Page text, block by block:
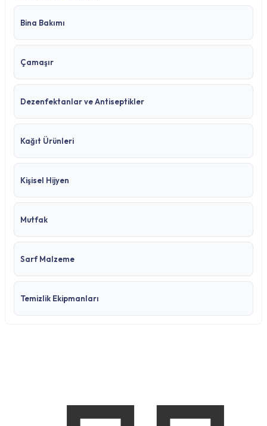
Bina Bakımı
Çamaşır
Dezenfektanlar ve Antiseptikler
Kağıt Ürünleri
Kişisel Hijyen
Mutfak
Sarf Malzeme
Temizlik Ekipmanları